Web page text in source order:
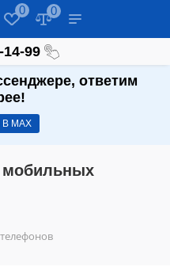
0 0
14-99
ответим
В МАХ